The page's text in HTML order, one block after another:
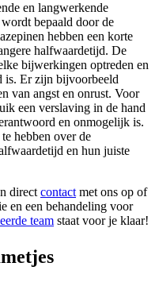
en langwerkende
bepaald door de
hebben een korte
halfwaardetijd. De
bijwerkingen optreden en
is. Er zijn bijvoorbeeld
van angst en onrust. Voor
een verslaving in de hand
en onmogelijk is.
hebben over de
en hun juiste
direct contact met ons op of
en een behandeling voor
team staat voor je klaar!